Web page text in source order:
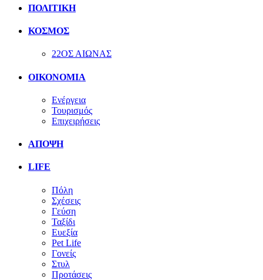
ΠΟΛΙΤΙΚΗ
ΚΟΣΜΟΣ
22ΟΣ ΑΙΩΝΑΣ
ΟΙΚΟΝΟΜΙΑ
Ενέργεια
Τουρισμός
Επιχειρήσεις
ΑΠΟΨΗ
LIFE
Πόλη
Σχέσεις
Γεύση
Ταξίδι
Ευεξία
Pet Life
Γονείς
Στυλ
Προτάσεις